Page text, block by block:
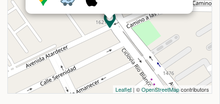
Leaflet | ©OpenStreetMapcontributors